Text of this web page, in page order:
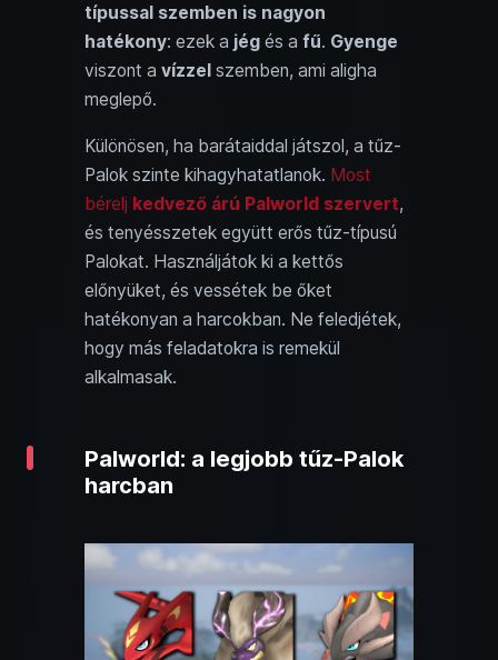
típussal szemben is nagyon
hatékony: ezek a jég és a fű. Gyenge
viszont a vízzel szemben, ami aligha
meglepő.
Különösen, ha barátaiddal játszol, a tűz-
Palok szinte kihagyhatatlanok. Most
bérelj kedvező árú Palworld szervert,
és tenyésszetek együtt erős tűz-típusú
Palokat. Használjátok ki a kettős
előnyüket, és vessétek be őket
hatékonyan a harcokban. Ne feledjétek,
hogy más feladatokra is remekül
alkalmasak.
Palworld: a legjobb tűz-Palok
harcban